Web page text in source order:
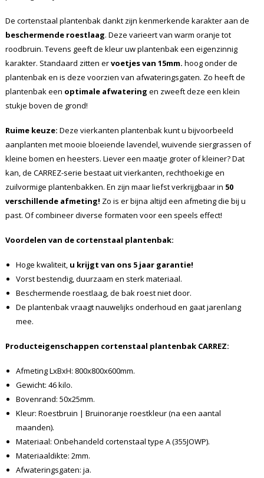
De cortenstaal plantenbak dankt zijn kenmerkende karakter aan de
beschermende roestlaag. Deze varieert van warm oranje tot
roodbruin. Tevens geeft de kleur uw plantenbak een eigenzinnig
karakter. Standaard zitten ervoetjes van 15mm. hoog onder de
plantenbak en is deze voorzien van afwateringsgaten. Zo heeft de
plantenbak een optimale afwatering en zweeft deze een klein
stukje boven de grond!
Ruime keuze: Deze vierkanten plantenbak kunt u bijvoorbeeld
aanplanten met mooie bloeiende lavendel, wuivende siergrassen of
kleine bomen en heesters. Liever een maatje groter of kleiner? Dat
kan, de CARREZ-serie bestaat uit vierkanten, rechthoekige en
zuilvormige plantenbakken. En zijn maar liefst verkrijgbaar in 50
verschillende afmeting! Zo is er bijna altijd een afmeting die bij u
past. Of combineer diverse formaten voor een speels effect!
Voordelen van de cortenstaal plantenbak:
Hoge kwaliteit, u krijgt van ons 5 jaar garantie!
Vorst bestendig, duurzaam en sterk materiaal.
Beschermende roestlaag, de bak roest niet door.
De plantenbak vraagt nauwelijks onderhoud en gaat jarenlang
mee.
Producteigenschappen cortenstaal plantenbak CARREZ:
Afmeting LxBxH: 800x800x600mm.
Gewicht: 46 kilo.
Bovenrand: 50x25mm.
Kleur: Roestbruin | Bruinoranje roestkleur (na een aantal
maanden).
Materiaal: Onbehandeld cortenstaal type A (355JOWP).
Materiaaldikte: 2mm.
Afwateringsgaten: ja.